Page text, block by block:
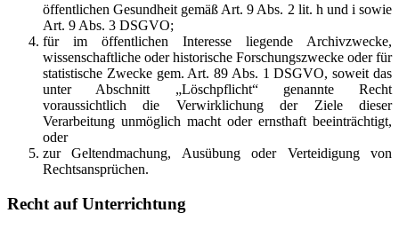
öffentlichen Gesundheit gemäß Art. 9 Abs. 2 lit. h und i sowie
Art. 9 Abs. 3 DSGVO;
für im öffentlichen Interesse liegende Archivzwecke,
wissenschaftliche oder historische Forschungszwecke oder für
statistische Zwecke gem. Art. 89 Abs. 1 DSGVO, soweit das
unter Abschnitt „Löschpflicht“ genannte Recht
voraussichtlich die Verwirklichung der Ziele dieser
Verarbeitung unmöglich macht oder ernsthaft beeinträchtigt,
oder
zur Geltendmachung, Ausübung oder Verteidigung von
Rechtsansprüchen.
Recht auf Unterrichtung